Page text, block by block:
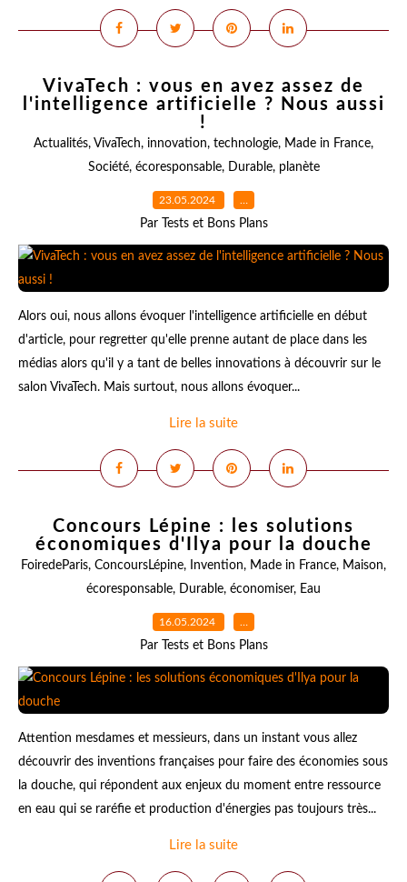
VivaTech : vous en avez assez de
l'intelligence artificielle ? Nous aussi
!
Actualités, VivaTech, innovation, technologie, Made in France,
Société, écoresponsable, Durable, planète
23.05.2024 …
Par Tests et Bons Plans
Alors oui, nous allons évoquer l'intelligence artificielle en début
d'article, pour regretter qu'elle prenne autant de place dans les
médias alors qu'il y a tant de belles innovations à découvrir sur le
salon VivaTech. Mais surtout, nous allons évoquer...
Lire la suite
Concours Lépine : les solutions
économiques d'Ilya pour la douche
FoiredeParis, ConcoursLépine, Invention, Made in France, Maison,
écoresponsable, Durable, économiser, Eau
16.05.2024 …
Par Tests et Bons Plans
Attention mesdames et messieurs, dans un instant vous allez
découvrir des inventions françaises pour faire des économies sous
la douche, qui répondent aux enjeux du moment entre ressource
en eau qui se raréfie et production d'énergies pas toujours très...
Lire la suite